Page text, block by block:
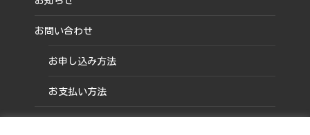
お問い合わせ
お申し込み方法
お支払い方法